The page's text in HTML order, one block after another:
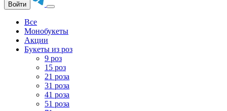
Войти
Все
Монобукеты
Акции
Букеты из роз
9 роз
15 роз
21 роза
31 роза
41 роза
51 роза